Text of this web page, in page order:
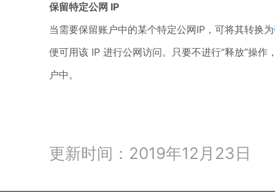
保留特定公网 IP
当需要保留账户中的某个特定公网IP，可将其转换为
便可用该 IP 进行公网访问。只要不进行“释放”操作
户中。
更新时间：2019年12月23日